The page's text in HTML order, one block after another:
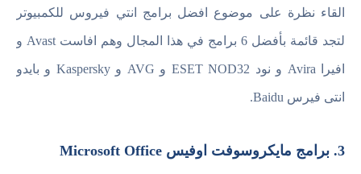
القاء نظرة على موضوع افضل برامج انتي فيروس للكمبيوتر
لتجد قائمة بأفضل 6 برامج في هذا المجال وهم افاست Avast و
افيرا Avira و نود ESET NOD32 و AVG و Kaspersky و بايدو
انتى فيرس Baidu.
3. برامج مايكروسوفت اوفيس Microsoft Office